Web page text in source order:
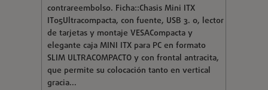
contrareembolso. Ficha::Chasis Mini ITX
IT05Ultracompacta, con fuente, USB 3. 0, lector
de tarjetas y montaje VESACompacta y
elegante caja MINI ITX para PC en formato
SLIM ULTRACOMPACTO y con frontal antracita,
que permite su colocación tanto en vertical
gracia...